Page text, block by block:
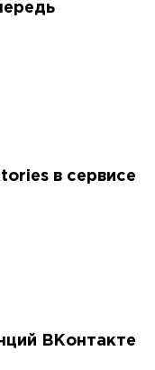
в сервисе
ВКонтакте